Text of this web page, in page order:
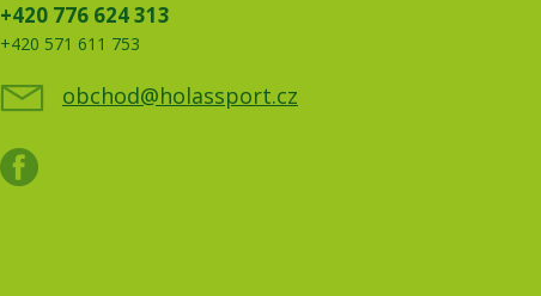
+420 776 624 313
+420 571 611 753
obchod@holassport.cz